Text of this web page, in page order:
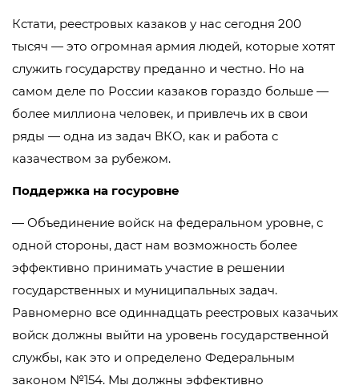
Кстати, реестровых казаков у нас сегодня 200
тысяч — это огромная армия людей, которые хотят
служить государству преданно и честно. Но на
самом деле по России казаков гораздо больше —
более миллиона человек, и привлечь их в свои
ряды — одна из задач ВКО, как и работа с
казачеством за рубежом.
Поддержка на госуровне
— Объединение войск на федеральном уровне, с
одной стороны, даст нам возможность более
эффективно принимать участие в решении
государственных и муниципальных задач.
Равномерно все одиннадцать реестровых казачьих
войск должны выйти на уровень государственной
службы, как это и определено Федеральным
законом №154. Мы должны эффективно